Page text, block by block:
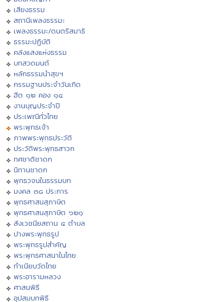
เสียงธรรม
สถานีเพลงธรรมะ
เพลงธรรมะ/ดนตรีสมาธิ
ธรรมะปฏิบัติ
คลังแสงแห่งธรรม
บทสวดมนต์
หลักธรรมนำสุขฯ
กรรมฐานประจำวันเกิด
ฮีต ๑๒ คอง ๑๔
งานบุญประจำปี
ประเพณีทั่วไทย
พระพุทธเจ้า
ภาพพระพุทธประวัติ
ประวัติพระพุทธสาวก
ทศชาติชาดก
นิทานชาดก
พุทธวจนในธรรมบท
มงคล ๓๘ ประการ
พุทธศาสนสุภาษิต
พุทธศาสนสุภาษิต ๖๒๑
สังเวชนียสถาน ๔ ตำบล
ปางพระพุทธรูป
พระพุทธรูปสำคัญ
พระพุทธศาสนาในไทย
ทำเนียบวัดไทย
พระอารามหลวง
ศาสนพิธี
อุปสมบทพิธี